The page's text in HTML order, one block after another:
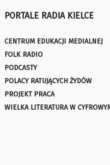
PORTALE RADIA KIELCE
CENTRUM EDUKACJI MEDIALNEJ
FOLK RADIO
PODCASTY
POLACY RATUJĄCYCH ŻYDÓW
PROJEKT PRACA
WIELKA LITERATURA W